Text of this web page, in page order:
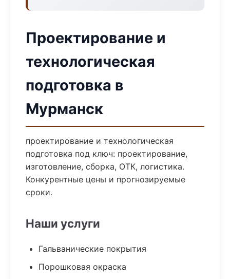
Проектирование и
технологическая
подготовка в
Мурманск
проектирование и технологическая
подготовка под ключ: проектирование,
изготовление, сборка, ОТК, логистика.
Конкурентные цены и прогнозируемые
сроки.
Наши услуги
Гальванические покрытия
Порошковая окраска